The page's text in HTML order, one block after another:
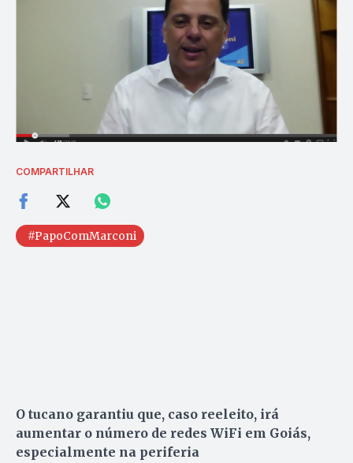
COMPARTILHAR
#PapoComMarconi
O tucano garantiu que, caso reeleito, irá
aumentar o número de redes WiFi em Goiás,
especialmente na periferia